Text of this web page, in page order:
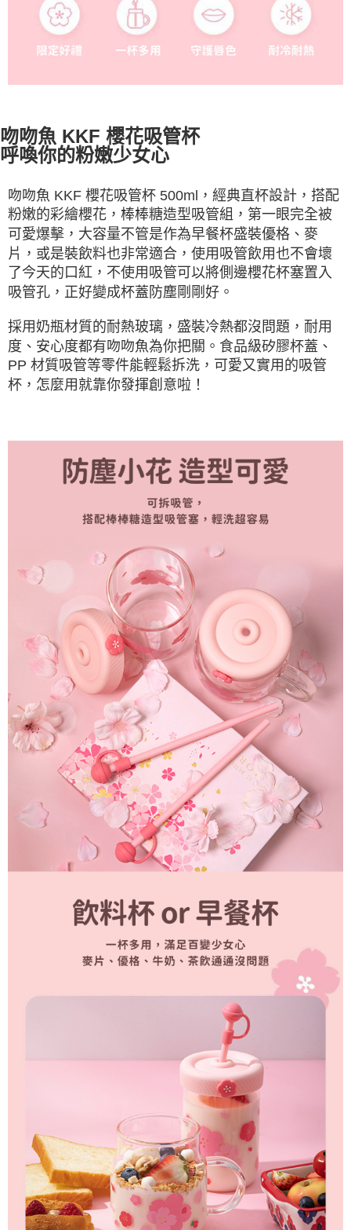
吻吻魚 KKF 櫻花吸管杯
呼喚你的粉嫩少女心
吻吻魚 KKF 櫻花吸管杯 500ml，經典直杯設計，搭配
粉嫩的彩繪櫻花，棒棒糖造型吸管組，第一眼完全被
可愛爆擊，大容量不管是作為早餐杯盛裝優格、麥
片，或是裝飲料也非常適合，使用吸管飲用也不會壞
了今天的口紅，不使用吸管可以將側邊櫻花杯塞置入
吸管孔，正好變成杯蓋防塵剛剛好。
採用奶瓶材質的耐熱玻璃，盛裝冷熱都沒問題，耐用
度、安心度都有吻吻魚為你把關。食品級矽膠杯蓋、
PP 材質吸管等零件能輕鬆拆洗，可愛又實用的吸管
杯，怎麼用就靠你發揮創意啦！